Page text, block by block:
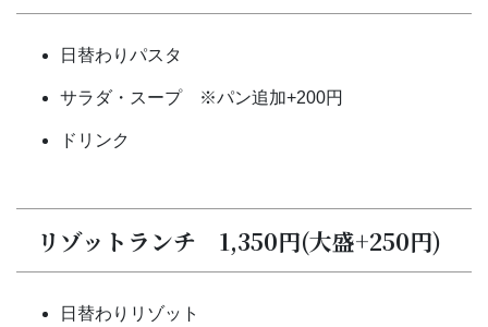
日替わりパスタ
サラダ・スープ ※パン追加+200円
ドリンク
リゾットランチ 1,350円(大盛+250円)
日替わりリゾット